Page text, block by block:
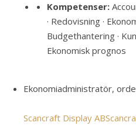
Kompetenser:
· Redovisning ·
Budgethantering ·
Ekonomisk prognos
Ekonomiadministratör,
Scancraft Display AB